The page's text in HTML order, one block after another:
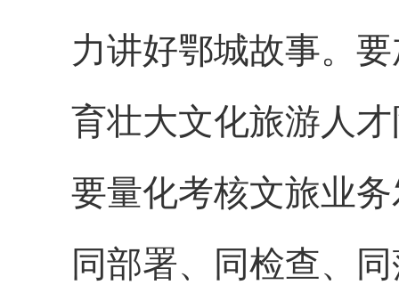
力讲好鄂城故事。
育壮大文化旅游人
要量化考核文旅业
同部署、同检查、